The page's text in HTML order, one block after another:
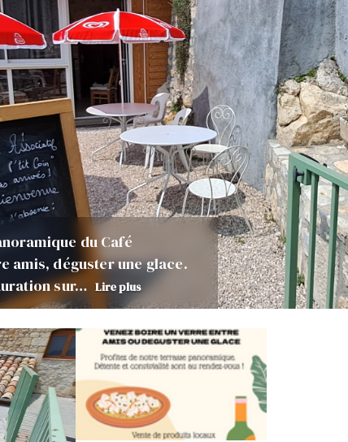
du Café
amis, déguster une glace.
sur… Lire plus